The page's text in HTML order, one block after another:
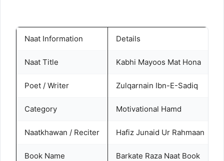
Naat Information Details
Naat Title Kabhi Mayoos Mat Hona
Poet / Writer Zulqarnain Ibn-E-Sadiq
Category Motivational Hamd
Naatkhawan / Reciter Hafiz Junaid Ur Rahmaan
Book Name Barkate Raza Naat Book